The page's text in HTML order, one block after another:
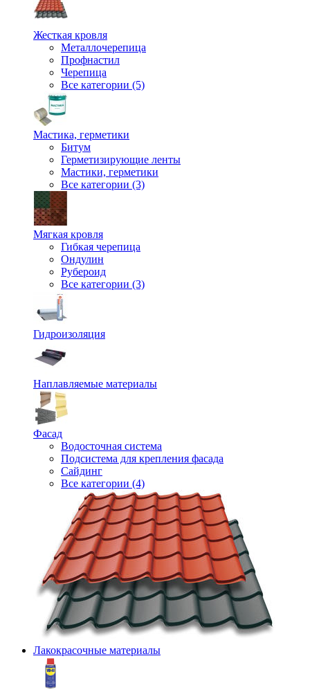
Жесткая кровля
Металлочерепица
Профнастил
Черепица
Все категории (5)
Мастика, герметики
Битум
Герметизирующие ленты
Мастики, герметики
Все категории (3)
Мягкая кровля
Гибкая черепица
Ондулин
Рубероид
Все категории (3)
Гидроизоляция
Наплавляемые материалы
Фасад
Водосточная система
Подсистема для крепления фасада
Сайдинг
Все категории (4)
Лакокрасочные материалы